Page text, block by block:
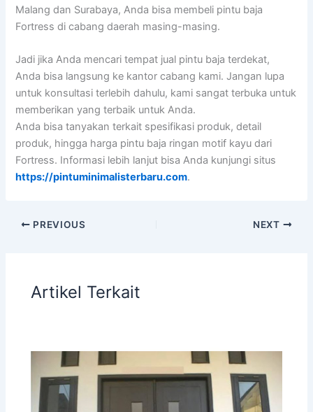
Malang dan Surabaya, Anda bisa membeli pintu baja
Fortress di cabang daerah masing-masing.
Jadi jika Anda mencari tempat jual pintu baja terdekat,
Anda bisa langsung ke kantor cabang kami. Jangan lupa
untuk konsultasi terlebih dahulu, kami sangat terbuka untuk
memberikan yang terbaik untuk Anda.
Anda bisa tanyakan terkait spesifikasi produk, detail
produk, hingga harga pintu baja ringan motif kayu dari
Fortress. Informasi lebih lanjut bisa Anda kunjungi situs
https://pintuminimalisterbaru.com.
PREVIOUS NEXT
Artikel Terkait